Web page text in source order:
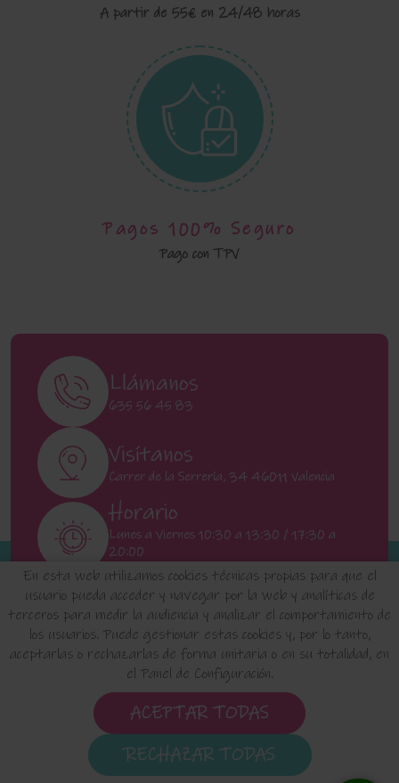
A partir de 55€ en 24/48 horas
Pagos 100% Seguro
Pago con TPV
En esta web utilizamos cookies técnicas propias para que el
usuario pueda acceder y navegar por la web y analíticas de
terceros para medir la audiencia y analizar el comportamiento de
los usuarios. Puede gestionar estas cookies y, por lo tanto,
aceptarlas o rechazarlas de forma unitaria o en su totalidad, en
el Panel de Configuración.
ACEPTAR TODAS
RECHAZAR TODAS
Llámanos
635 56 45 83
Visítanos
Carrer de la Serrería, 34 46011 Valencia
Horario
Lunes a Viernes 10:30 a 13:30 / 17:30 a
20:00
Sábados 11:00 a 13:00
INICIO QUIENES SOMOS FAQ'S
Política de Privacidad de Datos
Política de Cookies
Configuración de Cookies
Condiciones de uso y Devoluciones
elositodeclaudia.com© 2024 - Diseño de esta tienda
virtual hecho por -Edina.es